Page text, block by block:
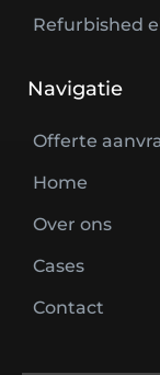
Refurbished
Navigatie
Offerte
Home
Over ons
Cases
Contact